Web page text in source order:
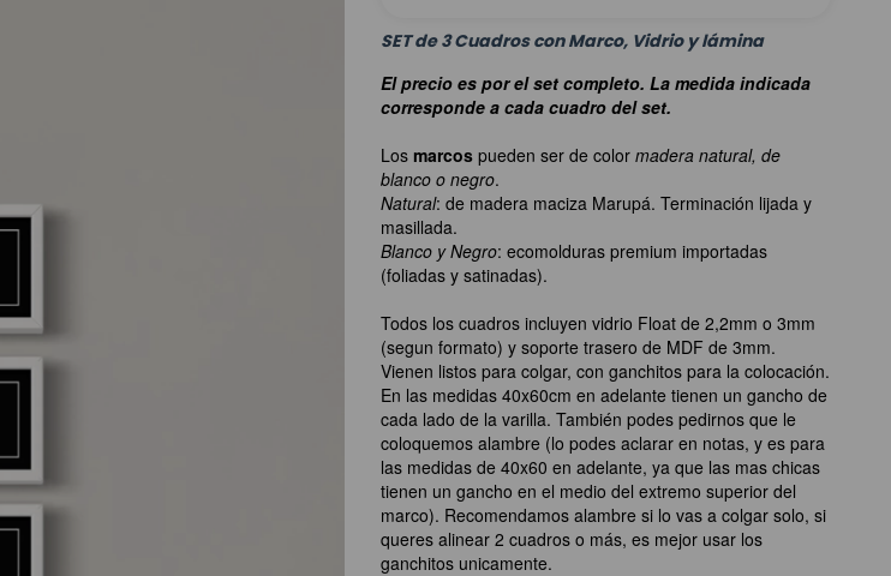
SET de 3 Cuadros con Marco, Vidrio y lámina
El precio es por el set completo. La medida indicada
corresponde a cada cuadro del set.
Losmarcos pueden ser de colormadera natural, de
blanco o negro.
Natural: de madera maciza Marupá. Terminación lijada y
masillada.
Blanco y Negro: ecomolduras premium importadas
(foliadas y satinadas).
Todos los cuadros incluyen vidrio Float de 2,2mm o 3mm
(segun formato) y soporte trasero de MDF de 3mm.
Vienen listos para colgar, con ganchitos para la colocación.
En las medidas 40x60cm en adelante tienen un gancho de
cada lado de la varilla. También podes pedirnos que le
coloquemos alambre (lo podes aclarar en notas, y es para
las medidas de 40x60 en adelante, ya que las mas chicas
tienen un gancho en el medio del extremo superior del
marco). Recomendamos alambre si lo vas a colgar solo, si
queres alinear 2 cuadros o más, es mejor usar los
ganchitos unicamente.